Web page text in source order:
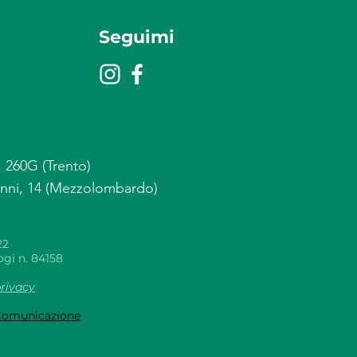
(Trento)
14 (Mezzolombardo)
Seguimi
n. 84158